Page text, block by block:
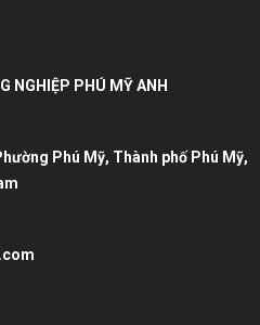
NGHIỆP PHÚ MỸ ANH
Phú Mỹ, Thành phố Phú Mỹ,